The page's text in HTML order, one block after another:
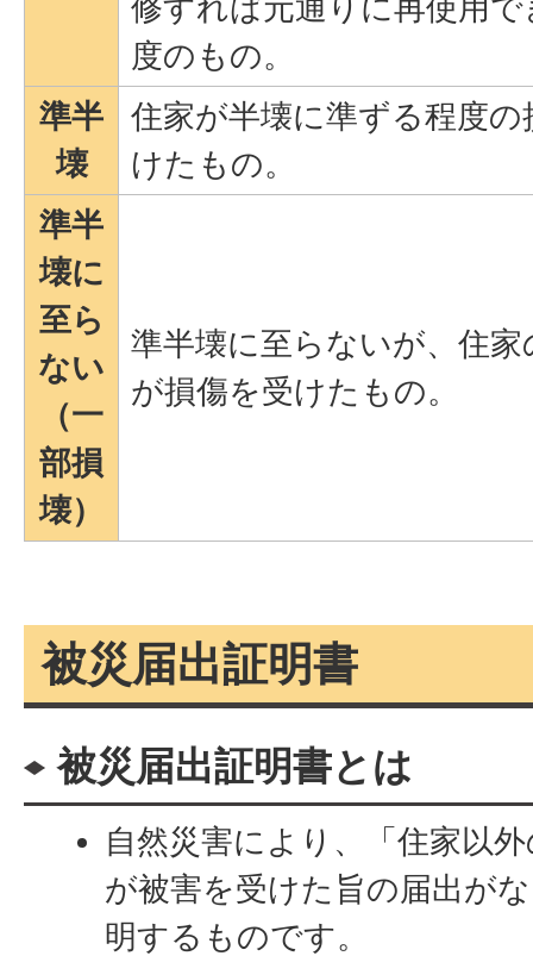
修すれば元通りに再使用で
度のもの。
準半
壊
住家が半壊に準ずる程度の
けたもの。
準半
壊に
至ら
ない
（一
部損
壊）
準半壊に至らないが、住家
が損傷を受けたもの。
被災届出証明書
被災届出証明書とは
自然災害により、「住家以
が被害を受けた旨の届出が
明するものです。